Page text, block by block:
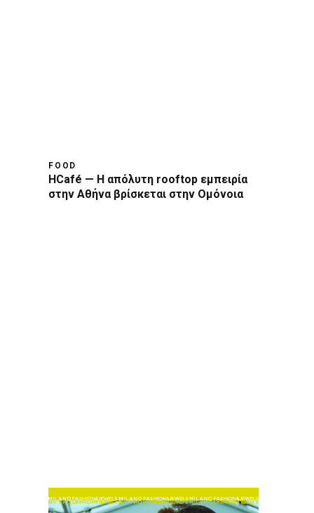
FOOD
HCafé — Η απόλυτη rooftop εμπειρία
στην Αθήνα βρίσκεται στην Ομόνοια